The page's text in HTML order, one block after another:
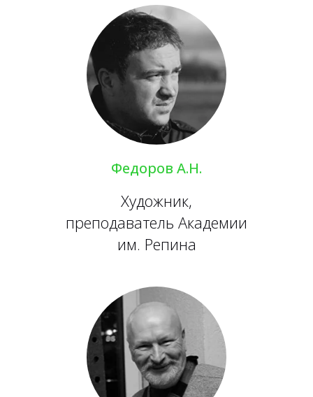
Федоров А.Н.
Художник,
преподаватель Академии
им. Репина